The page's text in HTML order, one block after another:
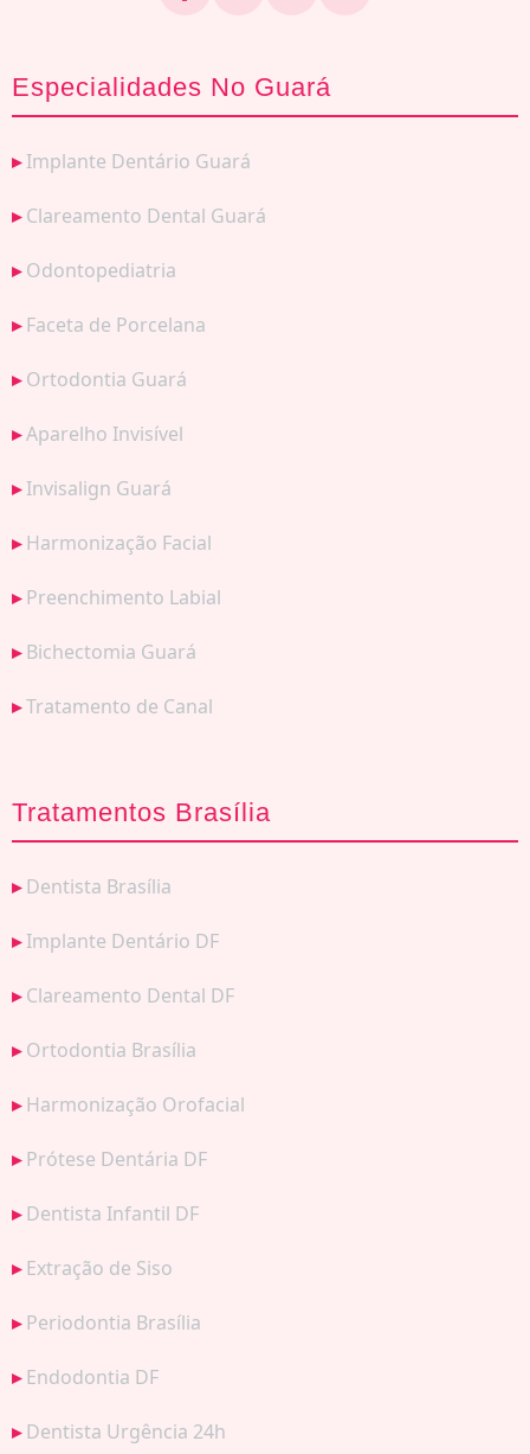
Especialidades No Guará
Implante Dentário Guará
Clareamento Dental Guará
Odontopediatria
Faceta de Porcelana
Ortodontia Guará
Aparelho Invisível
Invisalign Guará
Harmonização Facial
Preenchimento Labial
Bichectomia Guará
Tratamento de Canal
Tratamentos Brasília
Dentista Brasília
Implante Dentário DF
Clareamento Dental DF
Ortodontia Brasília
Harmonização Orofacial
Prótese Dentária DF
Dentista Infantil DF
Extração de Siso
Periodontia Brasília
Endodontia DF
Dentista Urgência 24h